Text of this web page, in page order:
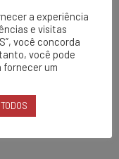
a experiência
e visitas
você concorda
você pode
fornecer um